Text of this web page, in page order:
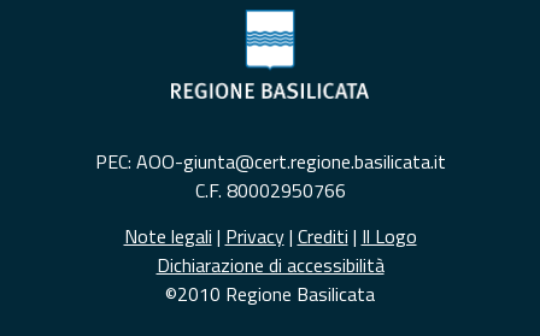
PEC: AOO-giunta@cert.regione.basilicata.it
C.F. 80002950766
Note legali | Privacy| Crediti | Il Logo
Dichiarazione di accessibilità
©2010 Regione Basilicata